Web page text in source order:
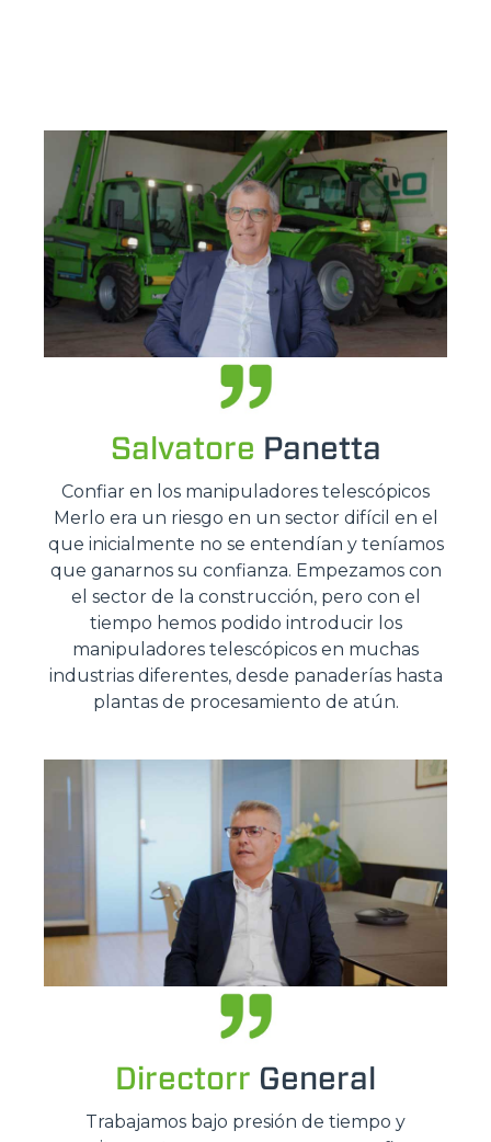
Salvatore Panetta
Confiar en los manipuladores telescópicos
Merlo era un riesgo en un sector difícil en el
que inicialmente no se entendían y teníamos
que ganarnos su confianza. Empezamos con
el sector de la construcción, pero con el
tiempo hemos podido introducir los
manipuladores telescópicos en muchas
industrias diferentes, desde panaderías hasta
plantas de procesamiento de atún.
Directorr General
Trabajamos bajo presión de tiempo y